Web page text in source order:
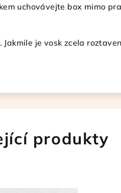
uchovávejte box mimo
je vosk zcela
produkty